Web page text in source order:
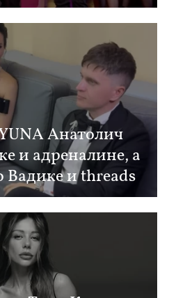
Анатолич
и адреналине, а
и threads